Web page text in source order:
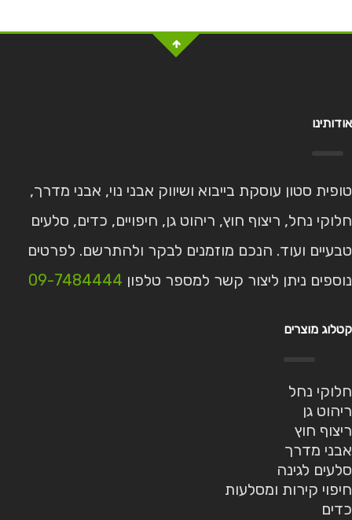
אודותינו
טופית סטון עוסקת בייבוא ושיווק אבני נוי, אבני מדרך,
חלוקי נחל, ריצוף חוץ, ריהוט גן, חיפויים, כדים, סלעים
טבעיים ועוד. הנכם מוזמנים לבקר ולהתרשם. לפרטים
נוספים ניתן ליצור קשר למספר טלפון 09-7484444
קטלוג מוצרים
חלוקי נחל
ריהוט גן
ריצוף חוץ
אבני מדרך
סלעים לגינה
חיפוי קירות ומסלעות
כדים